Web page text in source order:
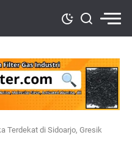
Terdekat di Sidoarjo, Gresik